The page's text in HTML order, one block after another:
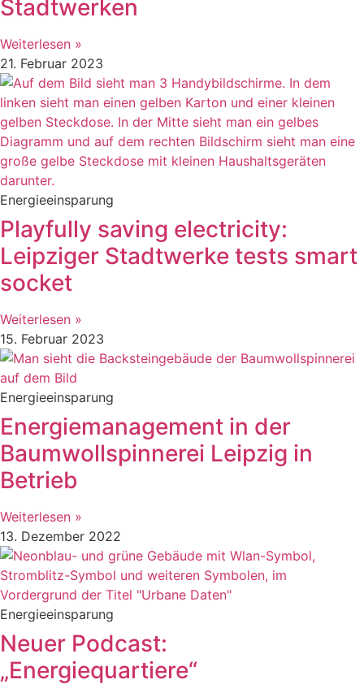
Stadtwerken
Weiterlesen »
21. Februar 2023
Energieeinsparung
Playfully saving electricity:
Leipziger Stadtwerke tests smart
socket
Weiterlesen »
15. Februar 2023
Energieeinsparung
Energiemanagement in der
Baumwollspinnerei Leipzig in
Betrieb
Weiterlesen »
13. Dezember 2022
Energieeinsparung
Neuer Podcast:
„Energiequartiere“